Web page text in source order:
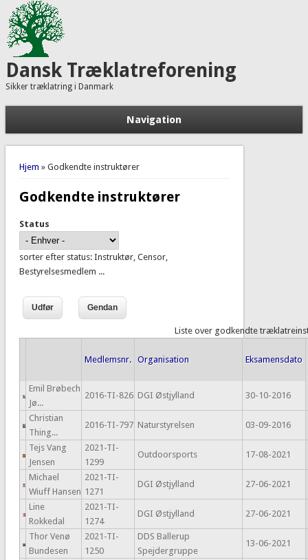
Dansk Træklatreforening
Sikker træklatring i Danmark
Navigation
Du er her
Hjem » Godkendte instruktører
Godkendte instruktører
Status
sorter efter status: Instruktør, Censor,
Bestyrelsesmedlem ...
Liste over godkendte
Medlemsnr. Organisation Eksamensdato
Emil Brøbech
Jø...
2016-TI-826 DGI Østjylland 30-10-2016
Christian
Thing...
2016-TI-797 Naturstyrelsen 03-09-2016
Tejs Vang
Jensen
2021-TI-
1299
Outdoorsports 17-08-2021
Michael
Wiuff Hansen
2021-TI-
1271
DGI Østjylland 27-06-2021
Line
Rokkedal
2021-TI-
1274
DGI Østjylland 27-06-2021
Thor Venø
Bundesen
2021-TI-
1250
DDS Ballerup
Spejdergruppe
13-06-2021